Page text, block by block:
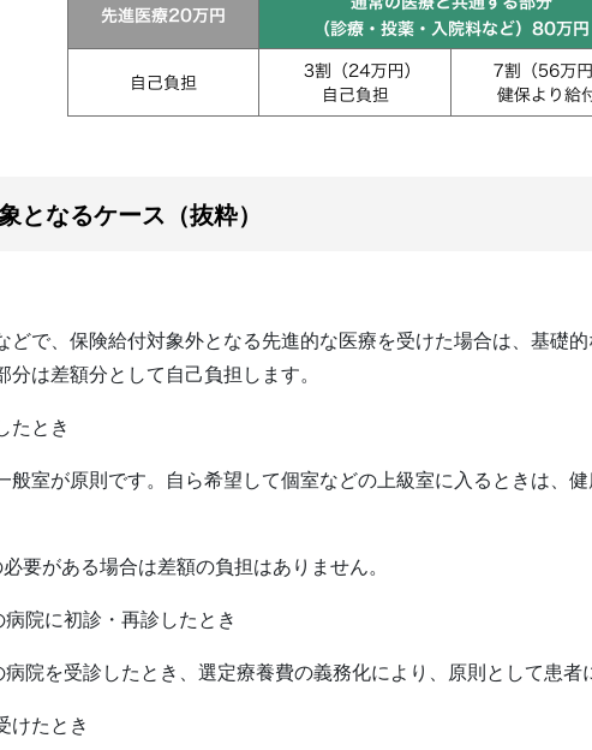
となるケース（抜粋）
で、保険給付対象外となる先進的な医療を受けた場合は、基礎
は差額分として自己負担します。
たとき
室が原則です。自ら希望して個室などの上級室に入るときは、
要がある場合は差額の負担はありません。
院に初診・再診したとき
院を受診したとき、選定療養費の義務化により、原則として患者
けたとき